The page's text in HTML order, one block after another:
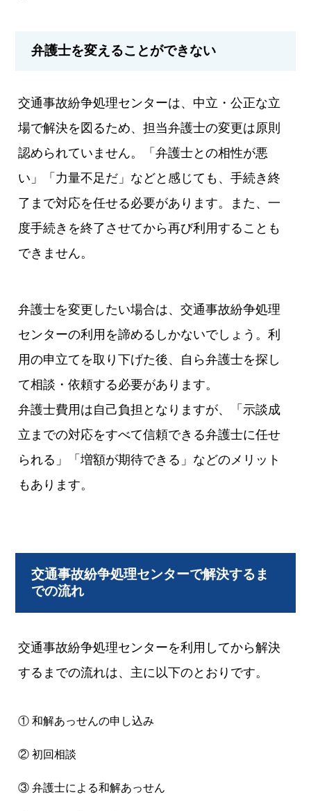
弁護士を変えることができない
交通事故紛争処理センターは、中立・公正な立
場で解決を図るため、担当弁護士の変更は原則
認められていません。「弁護士との相性が悪
い」「力量不足だ」などと感じても、手続き終
了まで対応を任せる必要があります。また、一
度手続きを終了させてから再び利用することも
できません。
弁護士を変更したい場合は、交通事故紛争処理
センターの利用を諦めるしかないでしょう。利
用の申立てを取り下げた後、自ら弁護士を探し
て相談・依頼する必要があります。
弁護士費用は自己負担となりますが、「示談成
立までの対応をすべて信頼できる弁護士に任せ
られる」「増額が期待できる」などのメリット
もあります。
交通事故紛争処理センターで解決するま
での流れ
交通事故紛争処理センターを利用してから解決
するまでの流れは、主に以下のとおりです。
① 和解あっせんの申し込み
② 初回相談
③ 弁護士による和解あっせん